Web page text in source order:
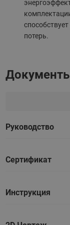
потерь.
Руководство
Сертификат
Инструкция